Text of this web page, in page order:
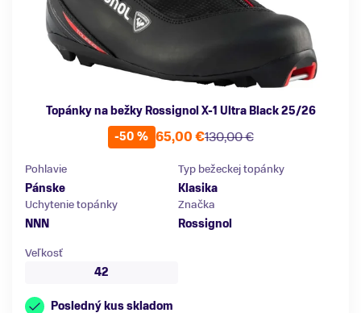
Topánky na bežky Rossignol X-1 Ultra Black 25/26
-50 %
130,00 €
65,00 €
Pohlavie
Pánske
Typ bežeckej topánky
Klasika
Uchytenie topánky
NNN
Značka
Rossignol
Veľkosť
42
Posledný kus skladom